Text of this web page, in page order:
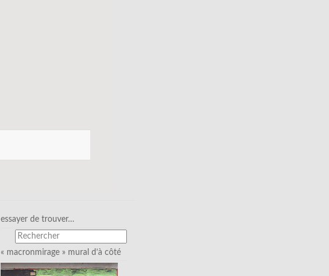
essayer de trouver…
« macronmirage » mural d’à côté